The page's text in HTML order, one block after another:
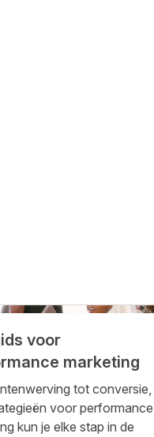
LinkedIn
voor
marketing
tot conversie,
voor performance
kun je elke stap in de